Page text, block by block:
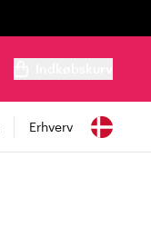
Erhverv